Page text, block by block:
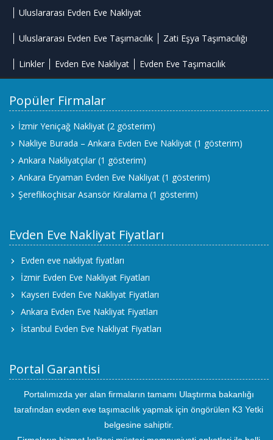
Uluslararası Evden Eve Nakliyat
Uluslararası Evden Eve Taşımacılık Zati Eşya Taşımacılığı
Linkler Evden Eve Nakliyat Evden Eve Taşımacılık
Popüler Firmalar
İzmir Yeniçağ Nakliyat (2 gösterim)
Nakliye Burada – Ankara Evden Eve Nakliyat (1 gösterim)
Ankara Nakliyatçılar (1 gösterim)
Ankara Eryaman Evden Eve Nakliyat (1 gösterim)
Şereflikoçhisar Asansör Kiralama (1 gösterim)
Evden Eve Nakliyat Fiyatları
Evden eve nakliyat fiyatları
İzmir Evden Eve Nakliyat Fiyatları
Kayseri Evden Eve Nakliyat Fiyatları
Ankara Evden Eve Nakliyat Fiyatları
İstanbul Evden Eve Nakliyat Fiyatları
Portal Garantisi
Portalımızda yer alan firmaların tamamı Ulaştırma bakanlığı
tarafından evden eve taşımacılık yapmak için öngörülen K3 Yetki
belgesine sahiptir.